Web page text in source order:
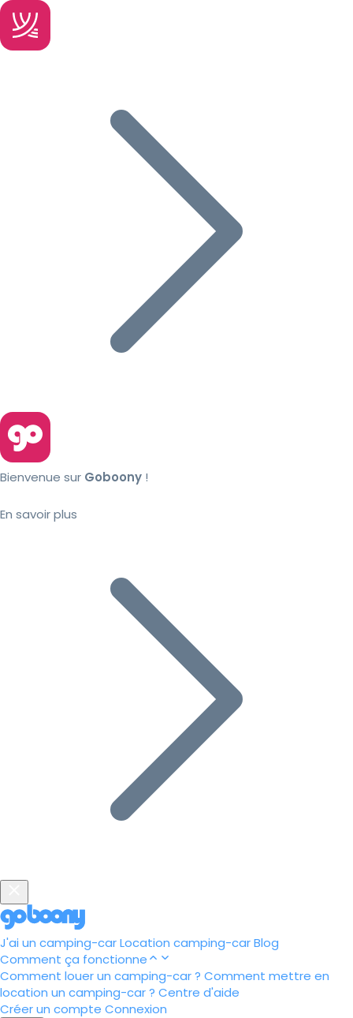
Bienvenue sur Goboony !
En savoir plus
J'ai un camping-carLocation camping-carBlog
Comment ça fonctionne
Comment louer un camping-car ? Comment mettre en
location un camping-car ? Centre d'aide
Créer un compte Connexion